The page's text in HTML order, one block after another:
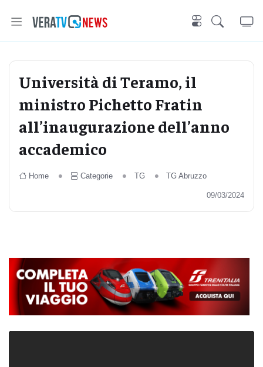
Università di Teramo, il
ministro Pichetto Fratin
all’inaugurazione dell’anno
accademico
Home Categorie TG TG Abruzzo
09/03/2024